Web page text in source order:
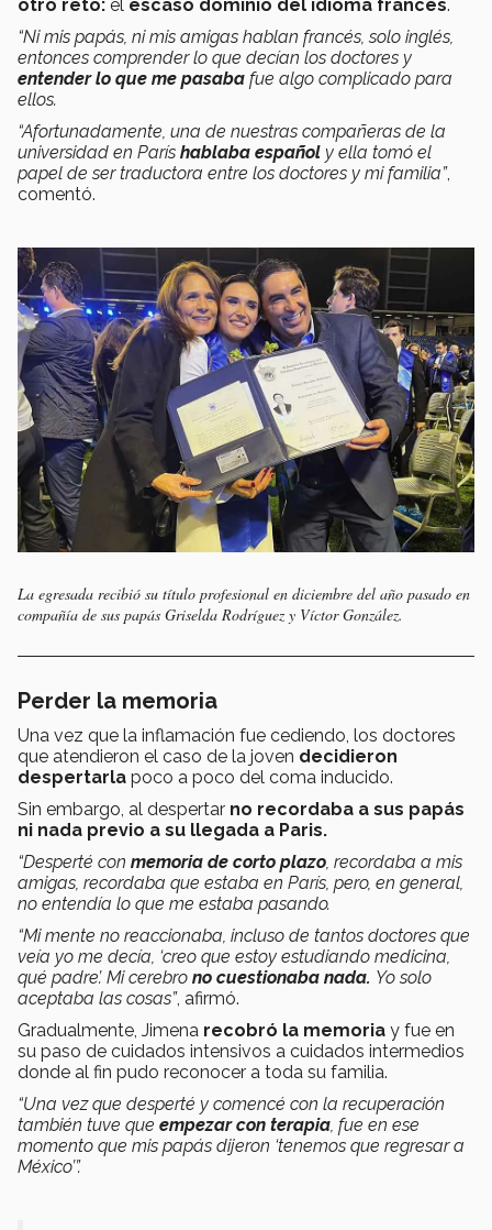
otro reto: el escaso dominio del idioma francés.
“Ni mis papás, ni mis amigas hablan francés, solo inglés,
entonces comprender lo que decían los doctores y
entender lo que me pasaba fue algo complicado para
ellos.
“Afortunadamente, una de nuestras compañeras de la
universidad en París hablaba español y ella tomó el
papel de ser traductora entre los doctores y mi familia”,
comentó.
La egresada recibió su título profesional en diciembre del año pasado en
compañía de sus papás Griselda Rodríguez y Víctor González.
Perder la memoria
Una vez que la inflamación fue cediendo, los doctores
que atendieron el caso de la joven decidieron
despertarla poco a poco del coma inducido.
Sin embargo, al despertar no recordaba a sus papás
ni nada previo a su llegada a Paris.
“Desperté con memoria de corto plazo, recordaba a mis
amigas, recordaba que estaba en París, pero, en general,
no entendía lo que me estaba pasando.
“Mi mente no reaccionaba, incluso de tantos doctores que
veía yo me decía, ‘creo que estoy estudiando medicina,
qué padre’. Mi cerebro no cuestionaba nada. Yo solo
aceptaba las cosas”, afirmó.
Gradualmente, Jimena recobró la memoria y fue en
su paso de cuidados intensivos a cuidados intermedios
donde al fin pudo reconocer a toda su familia.
“Una vez que desperté y comencé con la recuperación
también tuve que empezar con terapia, fue en ese
momento que mis papás dijeron ‘tenemos que regresar a
México’”.